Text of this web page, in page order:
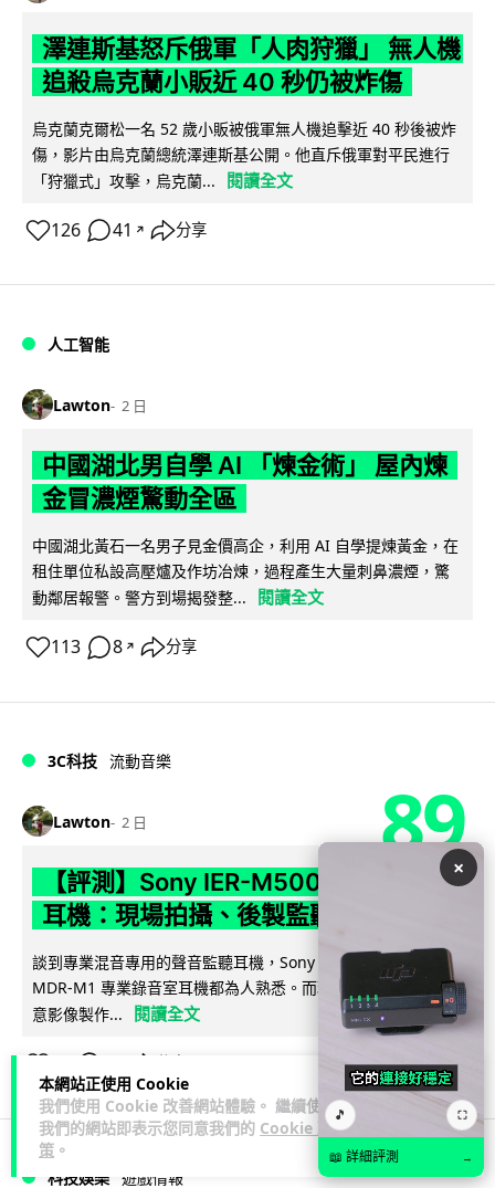
本網站正使用 Cookie
我們使用 Cookie 改善網站體驗。 繼續使用
我們的網站即表示您同意我們的 Cookie 政
策 。
澤連斯基怒斥俄軍「人肉狩獵」 無人機
追殺烏克蘭小販近 40 秒仍被炸傷
烏克蘭克爾松一名 52 歲小販被俄軍無人機追擊近 40 秒後被炸
傷，影片由烏克蘭總統澤連斯基公開。他直斥俄軍對平民進行
「狩獵式」攻擊，烏克蘭...
閱讀全文
126 41 ↗ 分享
人工智能
Lawton 2 日
中國湖北男自學 AI 「煉金術」 屋內煉
金冒濃煙驚動全區
中國湖北黃石一名男子見金價高企，利用 AI 自學提煉黃金，在
租住單位私設高壓爐及作坊冶煉，過程產生大量刺鼻濃煙，驚
動鄰居報警。警方到場揭發整...
閱讀全文
113 8 ↗ 分享
3C科技 流動音樂
Lawton 2 日 89
【評測】Sony IER-M500 入耳式監聽
耳機：現場拍攝、後製監聽與人聲利器
談到專業混音專用的聲音監聽耳機，Sony 經典 MDR-7506 到
MDR-M1 專業錄音室耳機都為人熟悉。而現在舞台製作者與創
意影像製作...
閱讀全文
科技娛樂 遊戲情報
×
🎵 ⛶
📖 詳細評測 →